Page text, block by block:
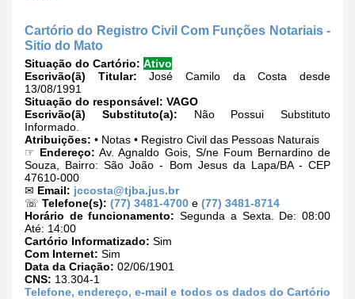
Cartório do Registro Civil Com Funções Notariais -
Sitio do Mato
Situação do Cartório: Ativo
Escrivão(ã) Titular: José Camilo da Costa desde
13/08/1991
Situação do responsável: VAGO
Escrivão(ã) Substituto(a): Não Possui Substituto
Informado.
Atribuições: • Notas • Registro Civil das Pessoas Naturais
☞ Endereço: Av. Agnaldo Gois, S/ne Foum Bernardino de
Souza, Bairro: São João - Bom Jesus da Lapa/BA - CEP
47610-000
✉ Email: jccosta@tjba.jus.br
☏ Telefone(s): (77) 3481-4700 e (77) 3481-8714
Horário de funcionamento: Segunda a Sexta. De: 08:00
Até: 14:00
Cartório Informatizado: Sim
Com Internet: Sim
Data da Criação: 02/06/1901
CNS: 13.304-1
Telefone, endereço, e-mail e todos os dados do Cartório